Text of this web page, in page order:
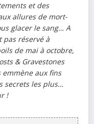
et des
allures de mort-
glacer le sang… A
pas réservé à
de mai à octobre,
& Gravestones
aux fins
secrets les plus…
!